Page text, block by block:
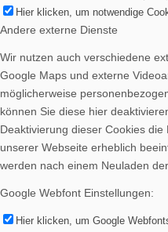
Hier klicken, um notwendige
Andere externe Dienste
Wir nutzen auch verschiedene
Google Maps und externe
möglicherweise
können Sie diese hier
Deaktivierung dieser Cookies
unserer Webseite erheblich
werden nach einem Neuladen
Google Webfont Einstellungen:
Hier klicken, um Google